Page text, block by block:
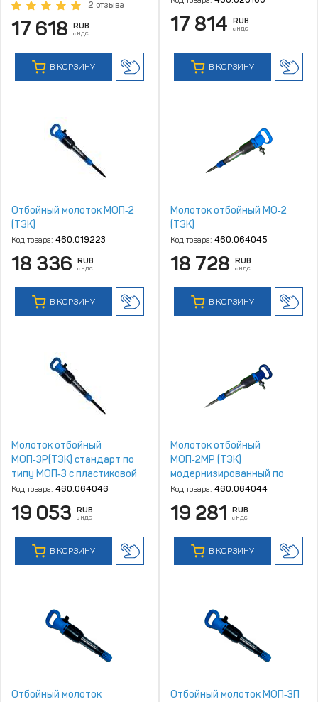
2 отзыва
17 618 RUB
с НДС
В КОРЗИНУ
17 814 RUB
с НДС
В КОРЗИНУ
Отбойный молоток МОП‑2
(ТЗК)
Код товара: 460.019223
18 336 RUB
с НДС
В КОРЗИНУ
Молоток отбойный МО‑2
(ТЗК)
Код товара: 460.064045
18 728 RUB
с НДС
В КОРЗИНУ
Молоток отбойный
МОП‑3Р(ТЗК) стандарт по
типу МОП‑3 с пластиковой
рукояткой
Код товара: 460.064046
19 053 RUB
с НДС
В КОРЗИНУ
Молоток отбойный
МОП‑2МР (ТЗК)
модернизированный по
типу МОП‑2М с пластиковой
Код товара: 460.064044
19 281 RUB
с НДС
В КОРЗИНУ
Отбойный молоток Отбойный молоток МОП‑3П